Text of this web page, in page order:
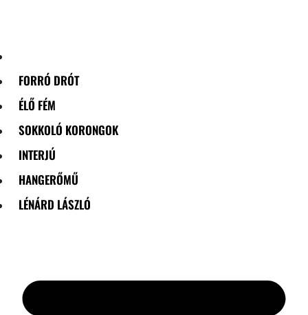
FORRÓ DRÓT
ÉLŐ FÉM
SOKKOLÓ KORONGOK
INTERJÚ
HANGERŐMŰ
LÉNÁRD LÁSZLÓ